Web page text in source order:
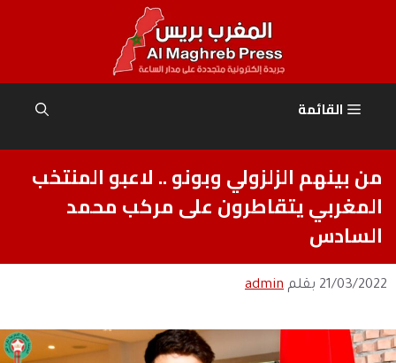
القائمة
من بينهم الزلزولي وبونو .. لاعبو المنتخب
المغربي يتقاطرون على مركب محمد
السادس
21/03/2022 بقلم admin